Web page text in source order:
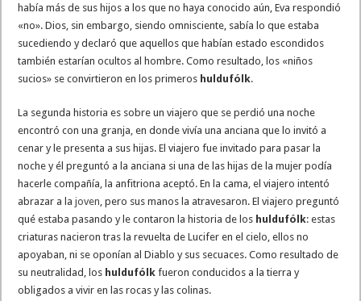
había más de sus hijos a los que no haya conocido aún, Eva respondió
«no». Dios, sin embargo, siendo omnisciente, sabía lo que estaba
sucediendo y declaró que aquellos que habían estado escondidos
también estarían ocultos al hombre. Como resultado, los «niños
sucios» se convirtieron en los primeros huldufólk.
La segunda historia es sobre un viajero que se perdió una noche
encontró con una granja, en donde vivía una anciana que lo invitó a
cenar y le presenta a sus hijas. El viajero fue invitado para pasar la
noche y él preguntó a la anciana si una de las hijas de la mujer podía
hacerle compañía, la anfitriona aceptó. En la cama, el viajero intentó
abrazar a lajoven , pero sus manos la atravesaron. El viajero preguntó
qué estaba pasando y le contaron la historia de los huldufólk: estas
criaturas nacieron tras la revuelta de Lucifer en el cielo, ellos no
apoyaban, ni se oponían al Diablo y sus secuaces. Como resultado de
su neutralidad, los huldufólk fueron conducidos a la tierra y
obligados a vivir en las rocas y las colinas.